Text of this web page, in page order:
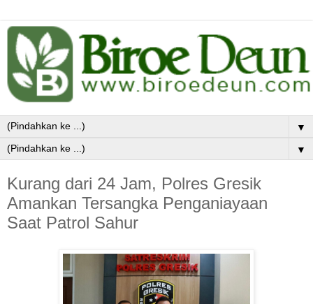
▼
▼
Kurang dari 24 Jam, Polres Gresik
Amankan Tersangka Penganiayaan
Saat Patrol Sahur